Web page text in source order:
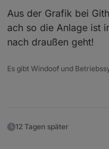
Aus der Grafik bei
ach so die Anlage ist
nach draußen geht!
Es gibt Windoof und
12 Tagen später